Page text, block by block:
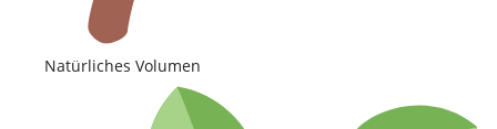
Natürliches Volumen